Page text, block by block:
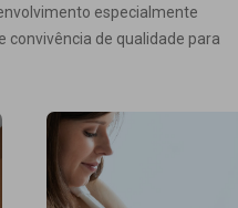
especialmente
convivência de qualidade para